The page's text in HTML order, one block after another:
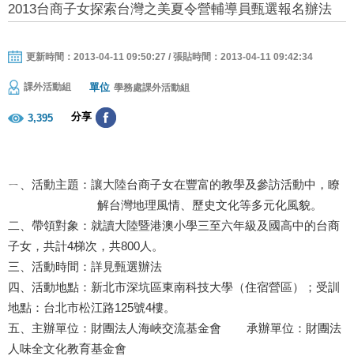
2013台商子女探索台灣之美夏令營輔導員甄選報名辦法
更新時間：2013-04-11 09:50:27 / 張貼時間：2013-04-11 09:42:34
課外活動組 單位 學務處課外活動組
3,395 分享
ㄧ、活動主題：讓大陸台商子女在豐富的教學及參訪活動中，瞭
解台灣地理風情、歷史文化等多元化風貌。
二、帶領對象：就讀大陸暨港澳小學三至六年級及國高中的台商
子女，共計4梯次，共800人。
三、活動時間：詳見甄選辦法
四、活動地點：新北市深坑區東南科技大學（住宿營區）；受訓
地點：台北市松江路125號4樓。
五、主辦單位：財團法人海峽交流基金會 承辦單位：財團法
人味全文化教育基金會